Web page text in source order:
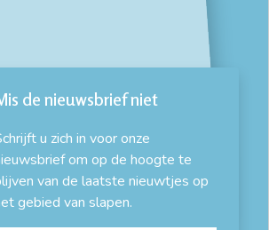
de nieuwsbrief niet
u zich in voor onze
om op de hoogte te
van de laatste nieuwtjes op
gebied van slapen.